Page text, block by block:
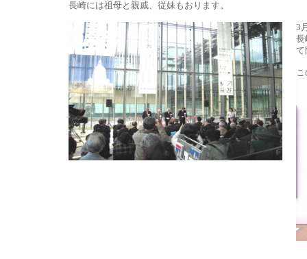
長崎には祖母と親戚、従妹もおります。
3
長
て